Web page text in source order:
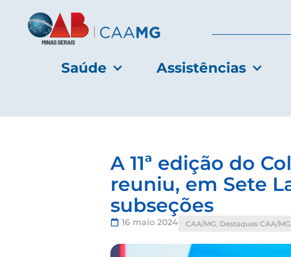
Saúde Assistências
A 11ª edição do
reuniu, em Sete
subseções
16 maio 2024 CAA/MG, Destaques CAA/MG